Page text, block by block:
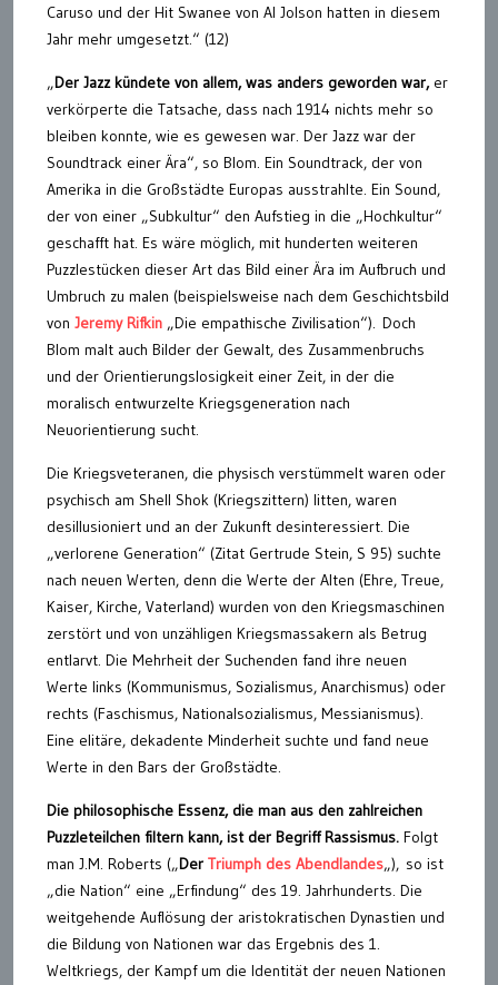
Caruso und der Hit Swanee von Al Jolson hatten in diesem
Jahr mehr umgesetzt.“ (12)
„Der Jazz kündete von allem, was anders geworden war, er
verkörperte die Tatsache, dass nach 1914 nichts mehr so
bleiben konnte, wie es gewesen war. Der Jazz war der
Soundtrack einer Ära“, so Blom. Ein Soundtrack, der von
Amerika in die Großstädte Europas ausstrahlte. Ein Sound,
der von einer „Subkultur“ den Aufstieg in die „Hochkultur“
geschafft hat. Es wäre möglich, mit hunderten weiteren
Puzzlestücken dieser Art das Bild einer Ära im Aufbruch und
Umbruch zu malen (beispielsweise nach dem Geschichtsbild
von Jeremy Rifkin „Die empathische Zivilisation“). Doch
Blom malt auch Bilder der Gewalt, des Zusammenbruchs
und der Orientierungslosigkeit einer Zeit, in der die
moralisch entwurzelte Kriegsgeneration nach
Neuorientierung sucht.
Die Kriegsveteranen, die physisch verstümmelt waren oder
psychisch am Shell Shok (Kriegszittern) litten, waren
desillusioniert und an der Zukunft desinteressiert. Die
„verlorene Generation“ (Zitat Gertrude Stein, S 95) suchte
nach neuen Werten, denn die Werte der Alten (Ehre, Treue,
Kaiser, Kirche, Vaterland) wurden von den Kriegsmaschinen
zerstört und von unzähligen Kriegsmassakern als Betrug
entlarvt. Die Mehrheit der Suchenden fand ihre neuen
Werte links (Kommunismus, Sozialismus, Anarchismus) oder
rechts (Faschismus, Nationalsozialismus, Messianismus).
Eine elitäre, dekadente Minderheit suchte und fand neue
Werte in den Bars der Großstädte.
Die philosophische Essenz, die man aus den zahlreichen
Puzzleteilchen filtern kann, ist der Begriff Rassismus. Folgt
man J.M. Roberts („Der Triumph des Abendlandes„), so ist
„die Nation“ eine „Erfindung“ des 19. Jahrhunderts. Die
weitgehende Auflösung der aristokratischen Dynastien und
die Bildung von Nationen war das Ergebnis des 1.
Weltkriegs, der Kampf um die Identität der neuen Nationen